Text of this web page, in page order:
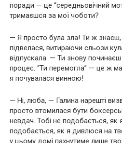
поради — це “середньовічний
тримаєшся за мої чоботи?
— Я просто була зла! Ти ж
підвелася, витираючи сльози
відпускала. — Ти знову починаєш
процес. “Ти перемогла” — це ж
я почувалася винною!
— Ні, люба, — Галина нарешті
просто втомилася бути
невдач. Тобі не подобається, як
подобається, як я дивлюся на
у цьому домі пахнутиме лише